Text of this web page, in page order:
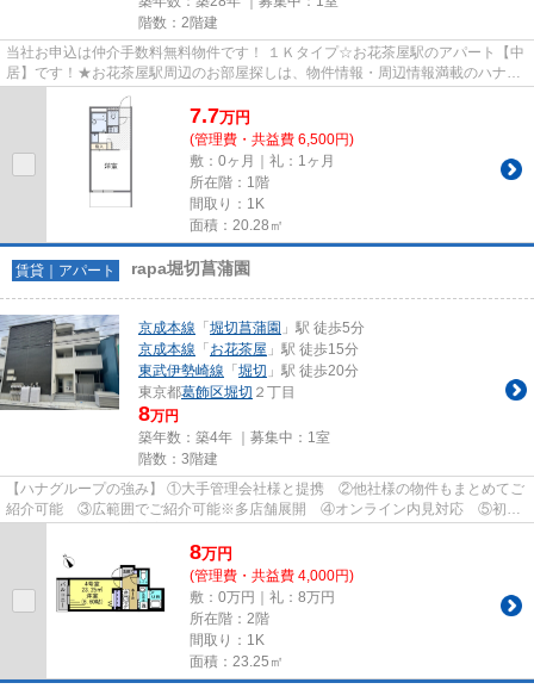
階数：2階建
当社お申込は仲介手数料無料物件です！ １Ｋタイプ☆お花茶屋駅のアパート【中
居】です！★お花茶屋駅周辺のお部屋探しは、物件情報・周辺情報満載のハナイ
ンターナショナル北千住駅前店...
7.7万円
(管理費・共益費 6,500円)
敷：0ヶ月｜礼：1ヶ月
所在階：1階
間取り：1K
面積：20.28㎡
賃貸｜アパート rapa堀切菖蒲園
京成本線 「 堀切菖蒲園 」駅 徒歩5分
京成本線 「 お花茶屋 」駅 徒歩15分
東武伊勢崎線 「 堀切 」駅 徒歩20分
東京都葛飾区堀切 ２丁目
8万円
築年数：築4年 ｜募集中： 1室
階数：3階建
【ハナグループの強み】 ①大手管理会社様と提携 ②他社様の物件もまとめてご
紹介可能 ③広範囲でご紹介可能※多店舗展開 ④オンライン内見対応 ⑤初期
8万円
(管理費・共益費 4,000円)
敷：0万円｜礼：8万円
所在階：2階
間取り：1K
面積：23.25㎡